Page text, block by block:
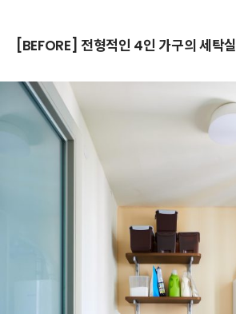
[BEFORE] 전형적인 4인 가구의 세탁실